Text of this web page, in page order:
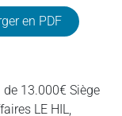
en PDF
de 13.000€ Siège
LE HIL,